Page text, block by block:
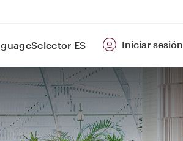
ES Iniciar sesión